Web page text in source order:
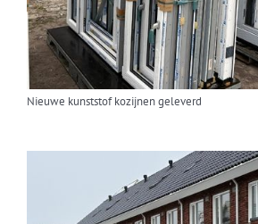
Nieuwe kunststof kozijnen geleverd